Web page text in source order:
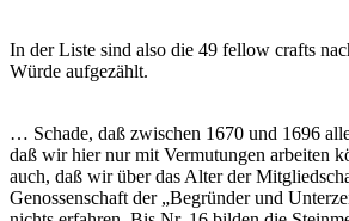
In der Liste sind also die 49 fellow crafts
Würde aufgezählt.
… Schade, daß zwischen 1670 und 1696
daß wir hier nur mit Vermutungen arbeiten
auch, daß wir über das Alter der
Genossenschaft der „Begründer und